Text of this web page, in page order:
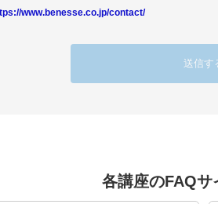
www.benesse.co.jp/contact/
各講座のFAQサ